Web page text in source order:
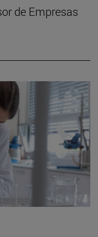
de Empresas